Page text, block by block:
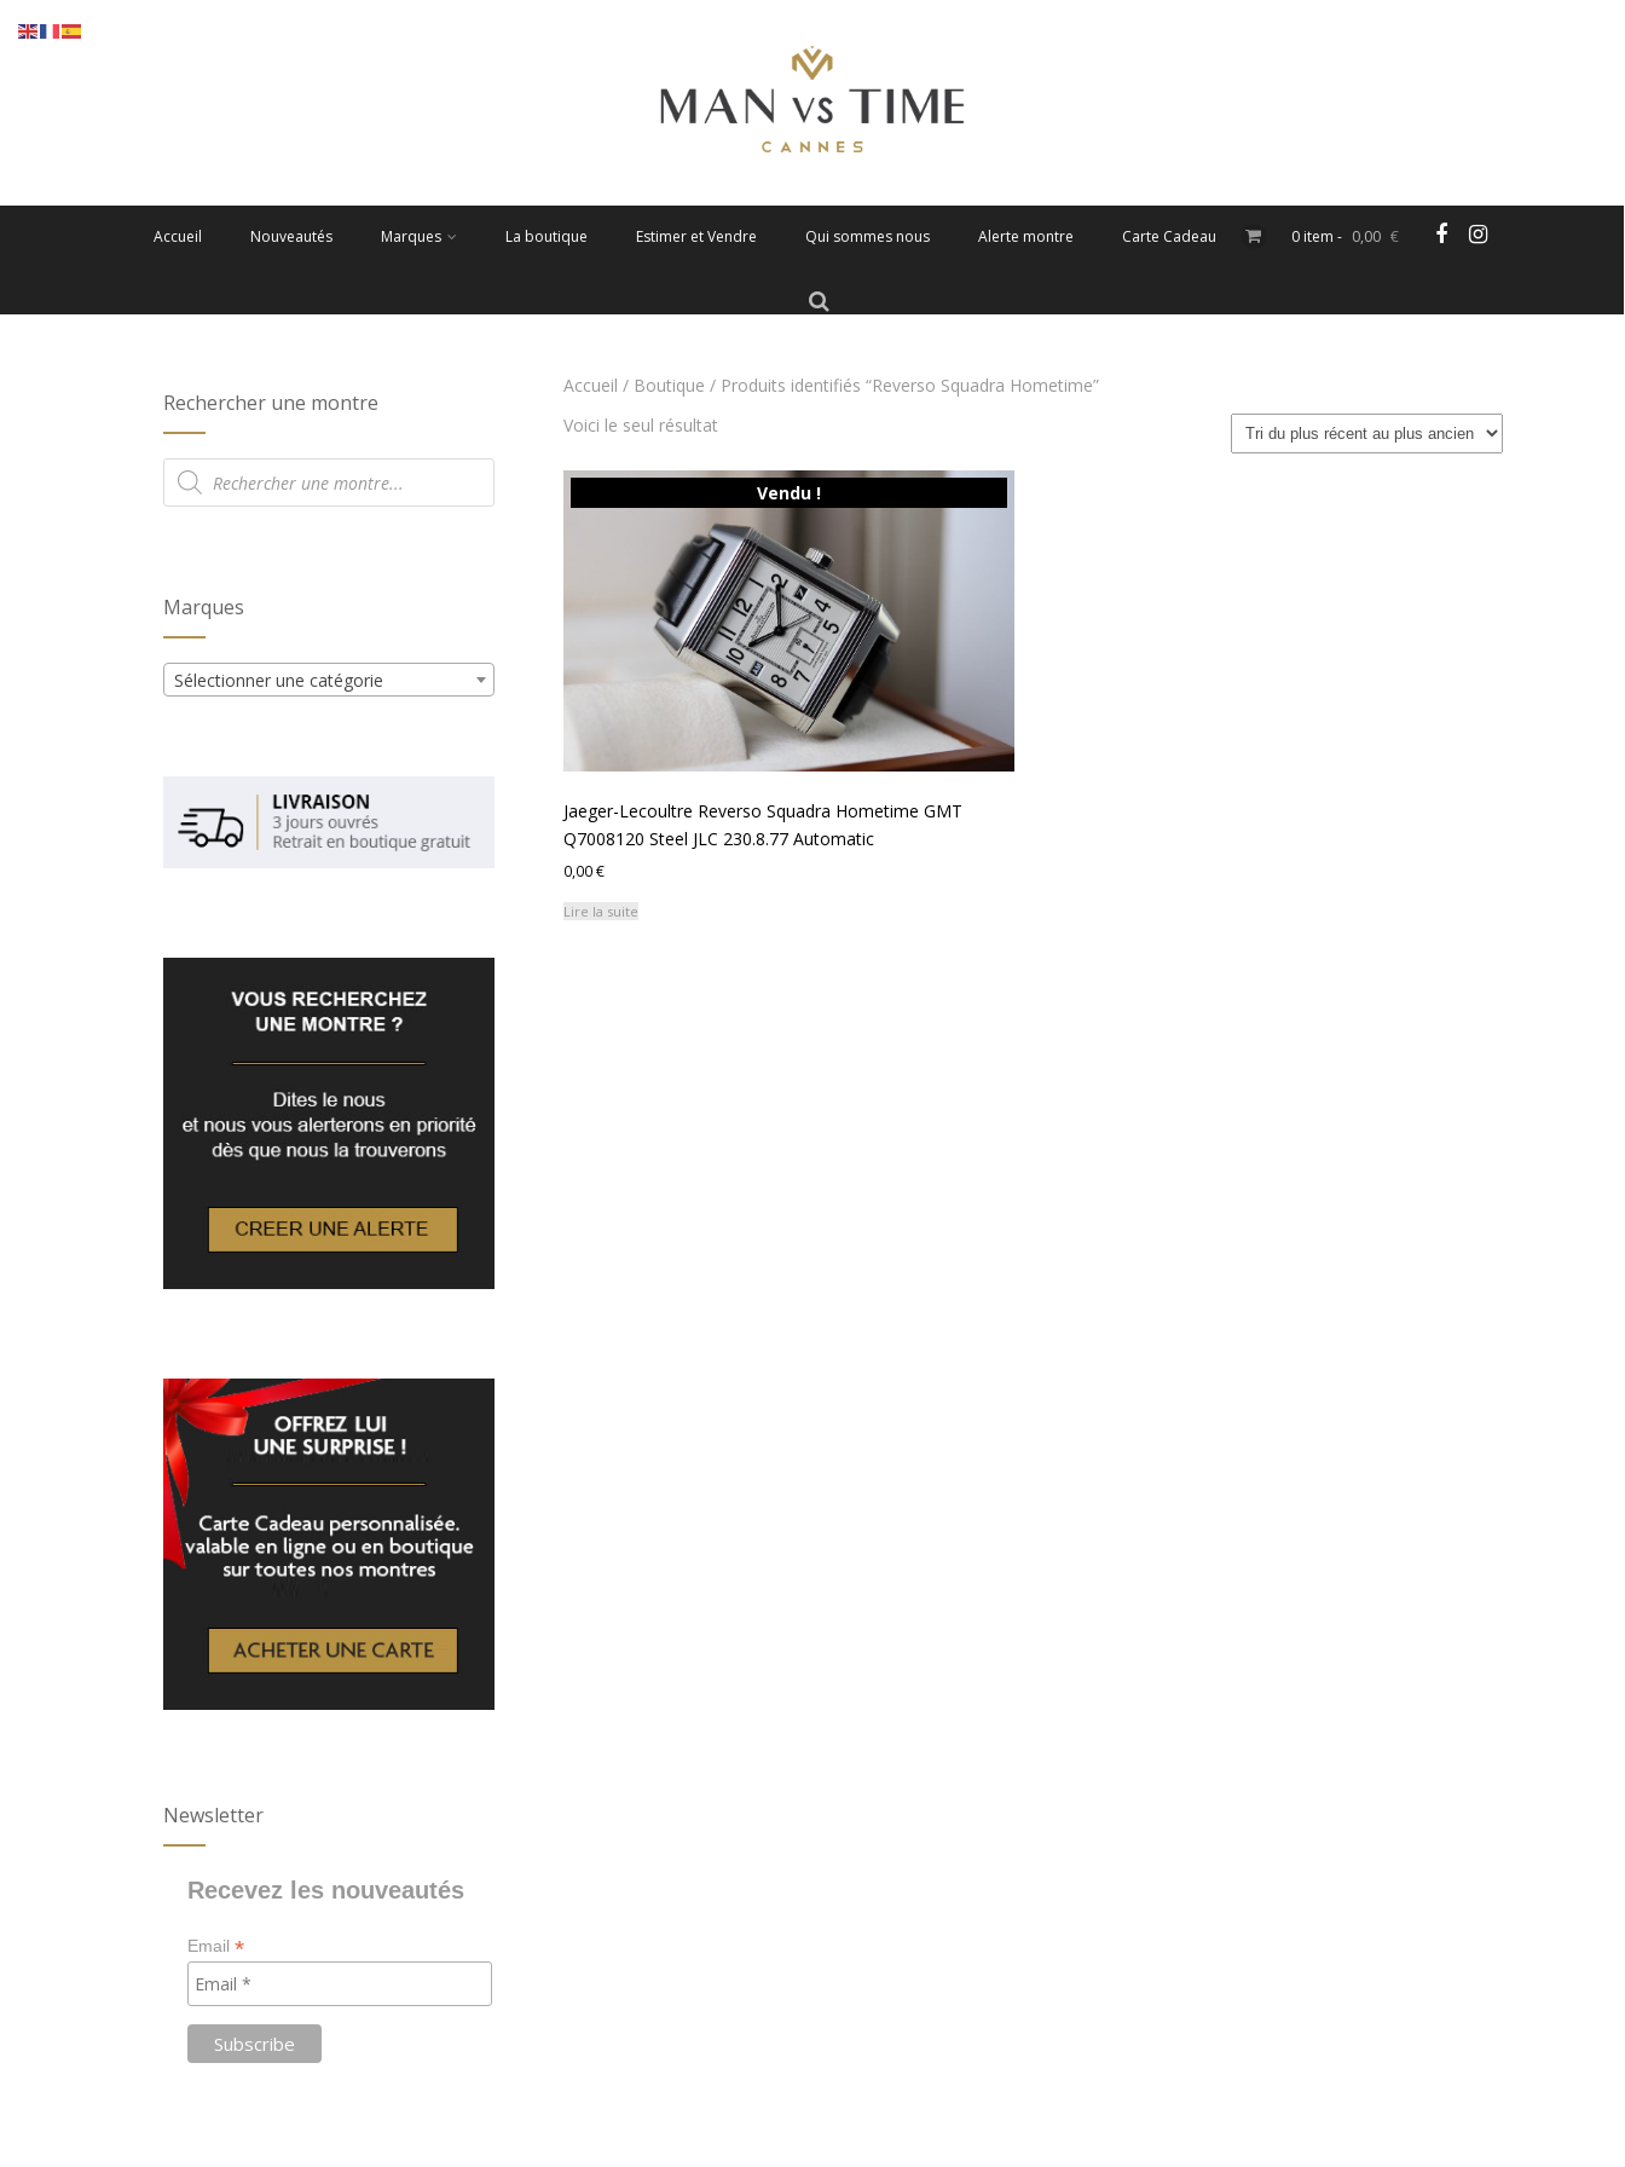
Accueil Nouveautés Marques La boutique Estimer et Vendre Qui sommes nous Alerte montre Carte Cadeau 0 item - 0,00 €
Accueil / Boutique / Produits identifiés “Reverso Squadra Hometime”
Voici le seul résultat
Vendu !
Jaeger-Lecoultre Reverso Squadra Hometime GMT
Q7008120 Steel JLC 230.8.77 Automatic
0,00€
Lire la suite
Rechercher une montre
Recherche
de
produits
Marques
Sélectionner une catégorie
Newsletter
Recevez les nouveautés
Email*